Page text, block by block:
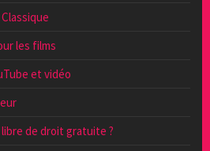
les films
et vidéo
de droit gratuite ?